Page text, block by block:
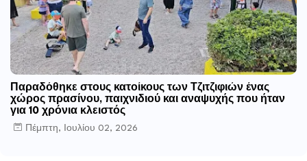
Παραδόθηκε στους κατοίκους των Τζιτζιφιών ένας
χώρος πρασίνου, παιχνιδιού και αναψυχής που ήταν
για 10 χρόνια κλειστός
Πέμπτη, Ιουλίου 02, 2026